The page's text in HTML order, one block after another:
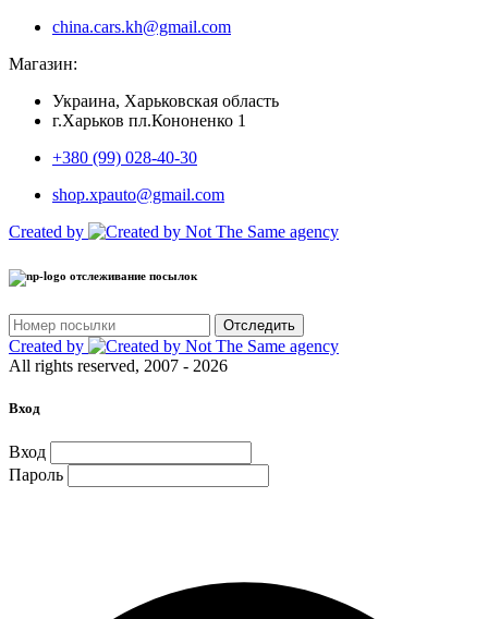
china.cars.kh@gmail.com
Магазин:
Украина, Харьковская область
г.Харьков пл.Кононенко 1
+380 (99) 028-40-30
shop.xpauto@gmail.com
Created by
отслеживание посылок
Отследить
Created by
All rights reserved, 2007 - 2026
Вход
Вход
Пароль